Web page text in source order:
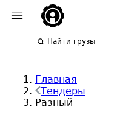
Найти грузы
Главная
Тендеры
Разный